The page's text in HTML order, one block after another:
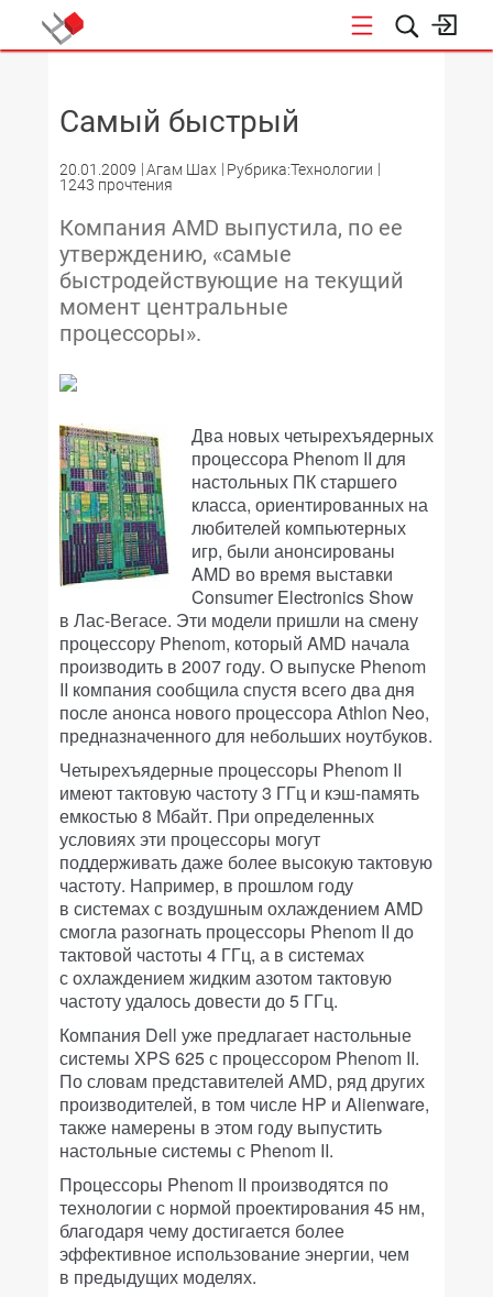
Самый быстрый
20.01.2009 Агам Шах
Рубрика:Технологии
1243 прочтения
Компания AMD выпустила, по ее
утверждению, «самые
быстродействующие на текущий
момент центральные
процессоры».
Два новых четырехъядерных
процессора Phenom II для
настольных ПК старшего
класса, ориентированных на
любителей компьютерных
игр, были анонсированы
AMD во время выставки
Consumer Electronics Show
в Лас-Вегасе. Эти модели пришли на смену
процессору Phenom, который AMD начала
производить в 2007 году. О выпуске Phenom
II компания сообщила спустя всего два дня
после анонса нового процессора Athlon Neo,
предназначенного для небольших ноутбуков.
Четырехъядерные процессоры Phenom II
имеют тактовую частоту 3 ГГц и кэш-память
емкостью 8 Мбайт. При определенных
условиях эти процессоры могут
поддерживать даже более высокую тактовую
частоту. Например, в прошлом году
в системах с воздушным охлаждением AMD
смогла разогнать процессоры Phenom II до
тактовой частоты 4 ГГц, а в системах
с охлаждением жидким азотом тактовую
частоту удалось довести до 5 ГГц.
Компания Dell уже предлагает настольные
системы XPS 625 с процессором Phenom II.
По словам представителей AMD, ряд других
производителей, в том числе HP и Alienware,
также намерены в этом году выпустить
настольные системы с Phenom II.
Процессоры Phenom II производятся по
технологии с нормой проектирования 45 нм,
благодаря чему достигается более
эффективное использование энергии, чем
в предыдущих моделях.